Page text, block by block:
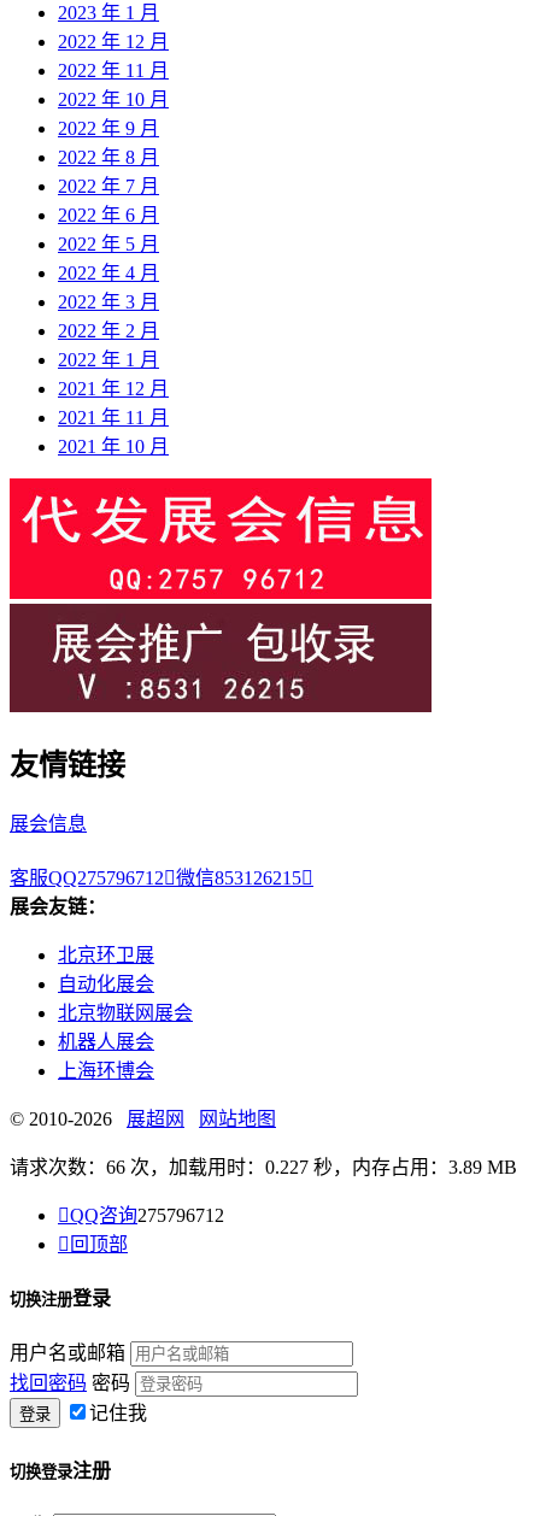
2023 年 1 月
2022 年 12 月
2022 年 11 月
2022 年 10 月
2022 年 9 月
2022 年 8 月
2022 年 7 月
2022 年 6 月
2022 年 5 月
2022 年 4 月
2022 年 3 月
2022 年 2 月
2022 年 1 月
2021 年 12 月
2021 年 11 月
2021 年 10 月
友情链接
展会信息
客服QQ275796712微信853126215
展会友链：
北京环卫展
自动化展会
北京物联网展会
机器人展会
上海环博会
© 2010-2026 展超网 网站地图
请求次数：66 次，加载用时：0.227 秒，内存占用：3.89 MB
QQ咨询275796712
 回顶部
切换注册登录
用户名或邮箱
找回密码 密码
记住我
切换登录注册